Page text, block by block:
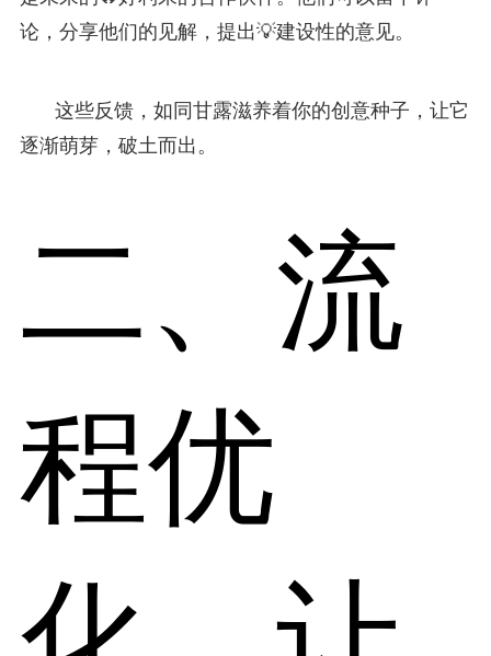
论，分享他们的见解，提出💡建设性的意见。
这些反馈，如同甘露滋养着你的创意种子，让它
逐渐萌芽，破土而出。
二、流
程优